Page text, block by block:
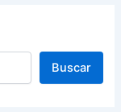
Buscar